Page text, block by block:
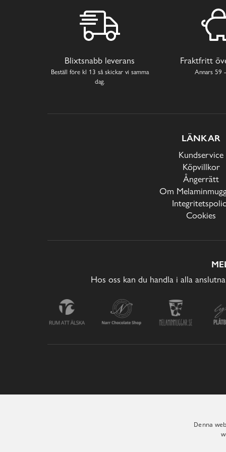
Blixtsnabb leverans
Beställ före kl 13 så skickar vi samma
dag.
Fraktfritt
Annars 59
LÄNKAR
Kundservice
Köpvillkor
Ångerrätt
Om
Cookies
Hos oss kan du handla i alla
Denna